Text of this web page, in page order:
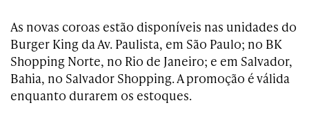
As novas coroas estão disponíveis nas unidades do
Burger King da Av. Paulista, em São Paulo; no BK
Shopping Norte, no Rio de Janeiro; e em Salvador,
Bahia, no Salvador Shopping. A promoção é válida
enquanto durarem os estoques.